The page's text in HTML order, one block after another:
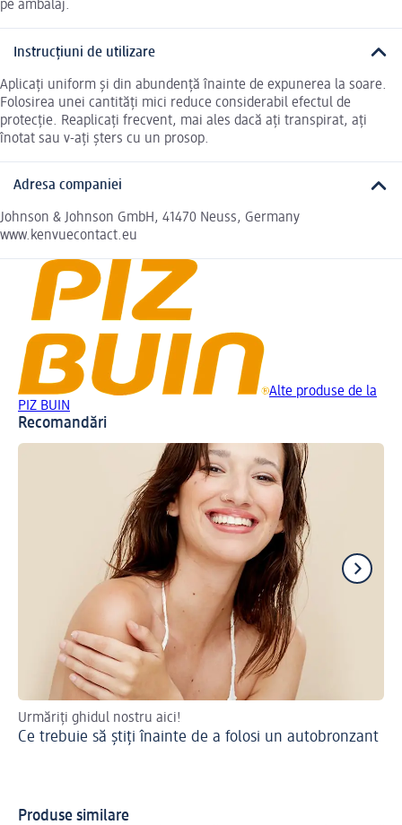
pe ambalaj.
Instrucțiuni de utilizare
Aplicați uniform și din abundență înainte de expunerea la soare.
Folosirea unei cantități mici reduce considerabil efectul de
protecție. Reaplicați frecvent, mai ales dacă ați transpirat, ați
înotat sau v-ați șters cu un prosop.
Adresa companiei
Johnson & Johnson GmbH, 41470 Neuss, Germany
www.kenvuecontact.eu
Alte produse de la
PIZ BUIN
Recomandări
Urmăriți ghidul nostru aici!
Ce trebuie să știți înainte de a folosi un autobronzant
Produse similare